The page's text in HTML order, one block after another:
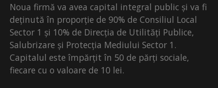
Noua firmă va avea capital integral public și va fi
deținută în proporție de 90% de Consiliul Local
Sector 1 și 10% de Direcția de Utilități Publice,
Salubrizare și Protecția Mediului Sector 1.
Capitalul este împărțit în 50 de părți sociale,
fiecare cu o valoare de 10 lei.